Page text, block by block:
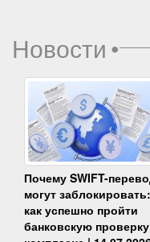
Новости•
Почему SWIFT-
могут заблокировать:
как успешно пройти
банковскую